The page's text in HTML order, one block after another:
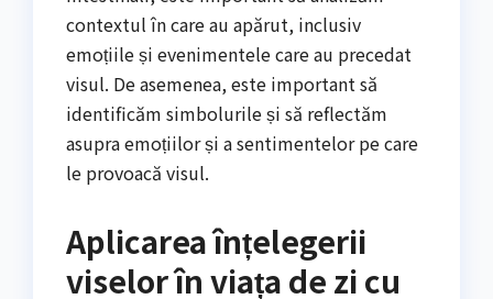
contextul în care au apărut, inclusiv
emoțiile și evenimentele care au precedat
visul. De asemenea, este important să
identificăm simbolurile și să reflectăm
asupra emoțiilor și a sentimentelor pe care
le provoacă visul.
Aplicarea înțelegerii
viselor în viața de zi cu